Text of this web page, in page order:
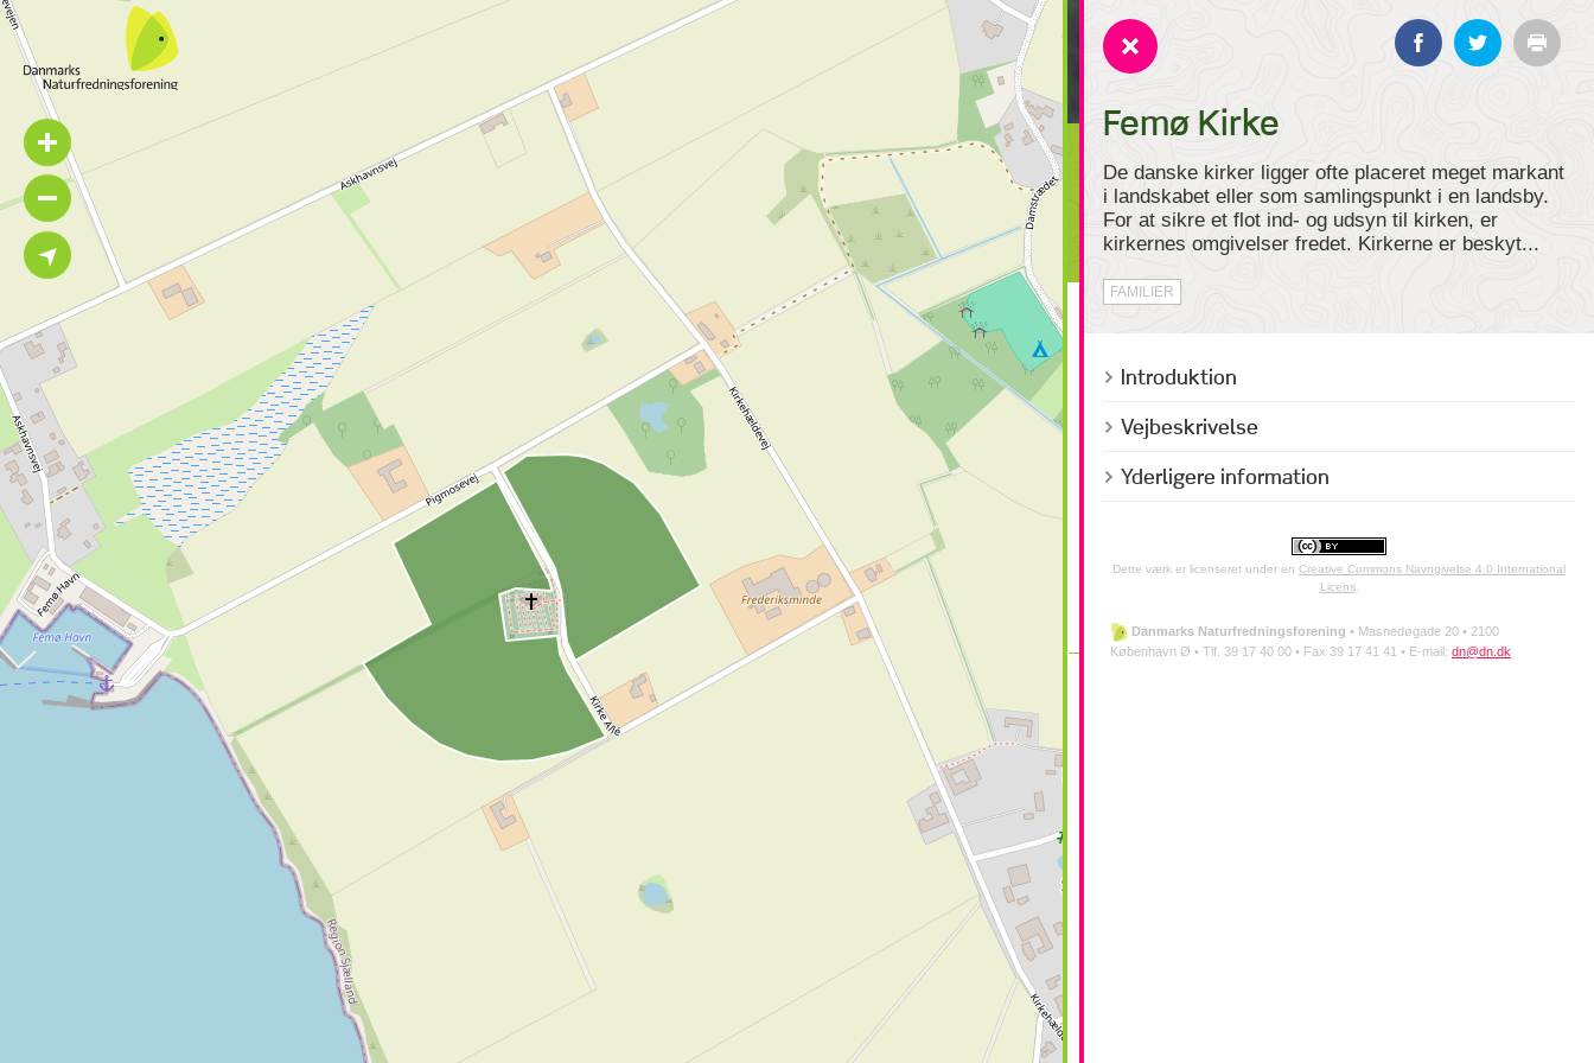
Femø Kirke
De danske kirker ligger ofte placeret meget markant
i landskabet eller som samlingspunkt i en landsby.
For at sikre et flot ind- og udsyn til kirken, er
kirkernes omgivelser fredet. Kirkerne er beskyt...
FAMILIER
Introduktion
Vejbeskrivelse
Yderligere information
Dette værk er licenseret under enCreative Commons Navngivelse 4.0 International
Licens.
Danmarks Naturfredningsforening • Masnedøgade 20 • 2100
København Ø • Tlf. 39 17 40 00 • Fax 39 17 41 41 • E-mail:dn@dn.dk